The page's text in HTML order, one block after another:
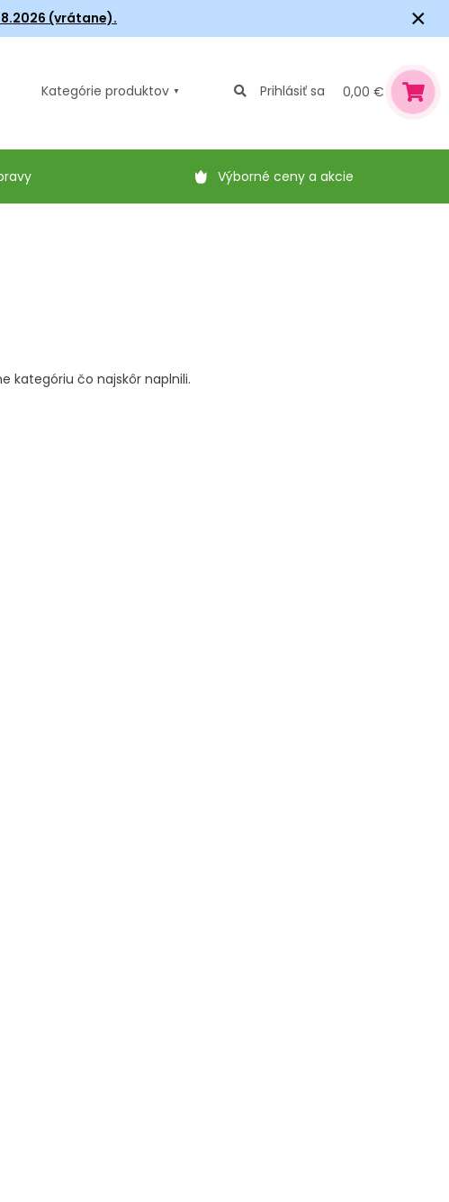
(vrátane). ×
Kategórie produktov Prihlásiť sa 0,00 €
Výborné ceny a akcie
kategóriu čo najskôr naplnili.